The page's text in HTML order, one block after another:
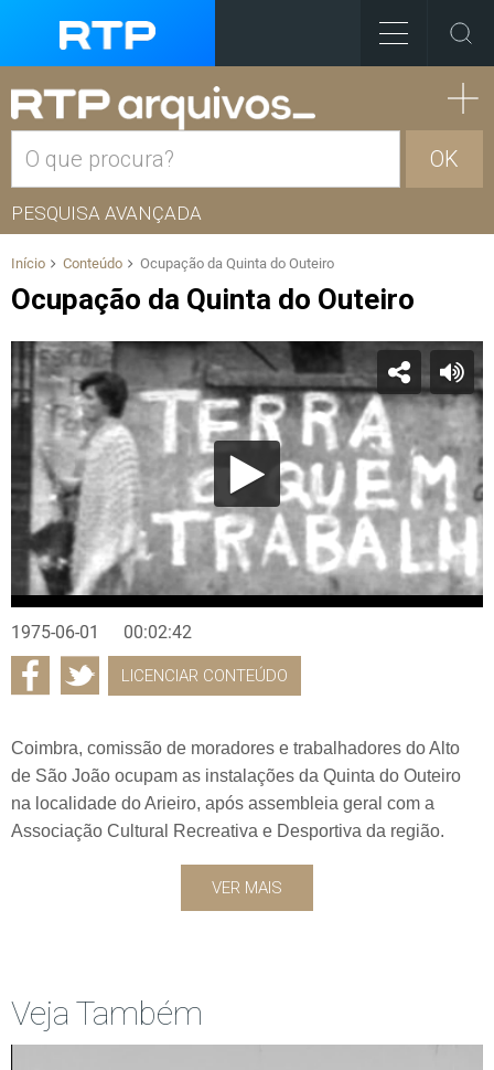
OK
PESQUISA AVANÇADA
Início Conteúdo Ocupação da Quinta do Outeiro
Ocupação da Quinta do Outeiro
1975-06-01 00:02:42
LICENCIAR CONTEÚDO
Coimbra, comissão de moradores e trabalhadores do Alto
de São João ocupam as instalações da Quinta do Outeiro
na localidade do Arieiro, após assembleia geral com a
Associação Cultural Recreativa e Desportiva da região.
VER MAIS
Veja Também